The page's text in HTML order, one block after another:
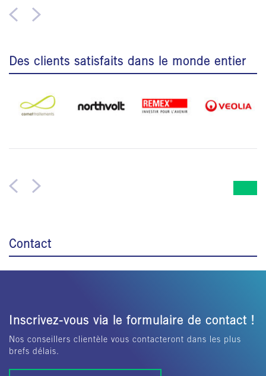
Des clients satisfaits dans le monde entier
Contact
Inscrivez-vous via le formulaire de contact !
Nos conseillers clientèle vous contacteront dans les plus
brefs délais.